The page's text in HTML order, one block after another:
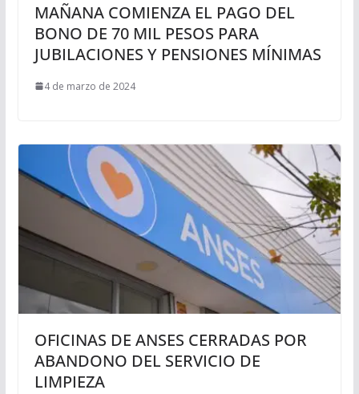
MAÑANA COMIENZA EL PAGO DEL
BONO DE 70 MIL PESOS PARA
JUBILACIONES Y PENSIONES MÍNIMAS
4 de marzo de 2024
OFICINAS DE ANSES CERRADAS POR
ABANDONO DEL SERVICIO DE
LIMPIEZA